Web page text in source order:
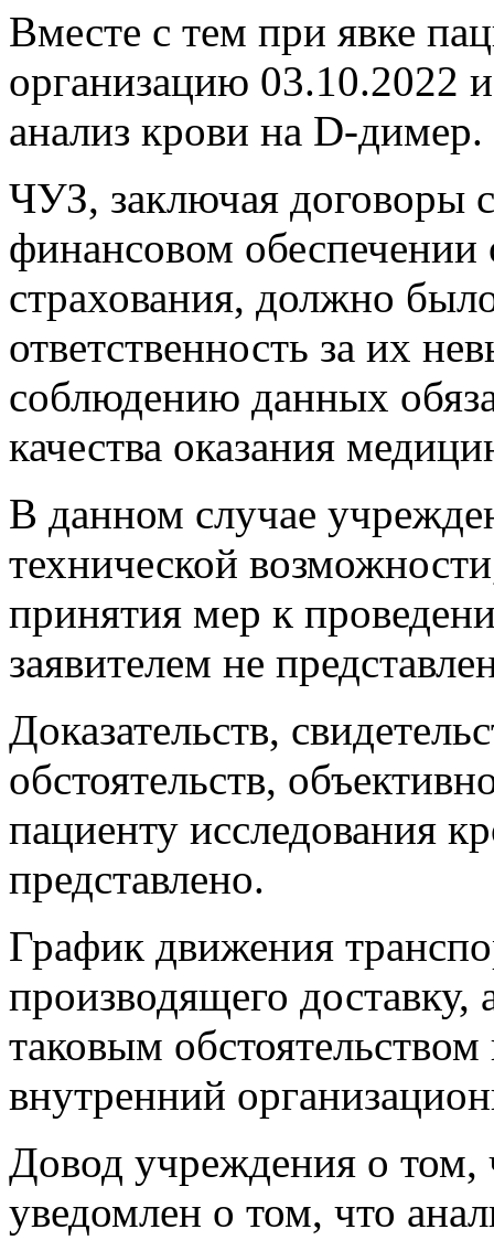
Вместе с тем при явке
организацию 03.10.2022
анализ крови на D-димер.
ЧУЗ, заключая договоры
финансовом обеспечении
страхования, должно
ответственность за их
соблюдению данных
качества оказания
В данном случае
технической
принятия мер к
заявителем не
Доказательств,
обстоятельств,
пациенту исследования
представлено.
График движения
производящего доставку,
таковым
внутренний
Довод учреждения о том,
уведомлен о том, что